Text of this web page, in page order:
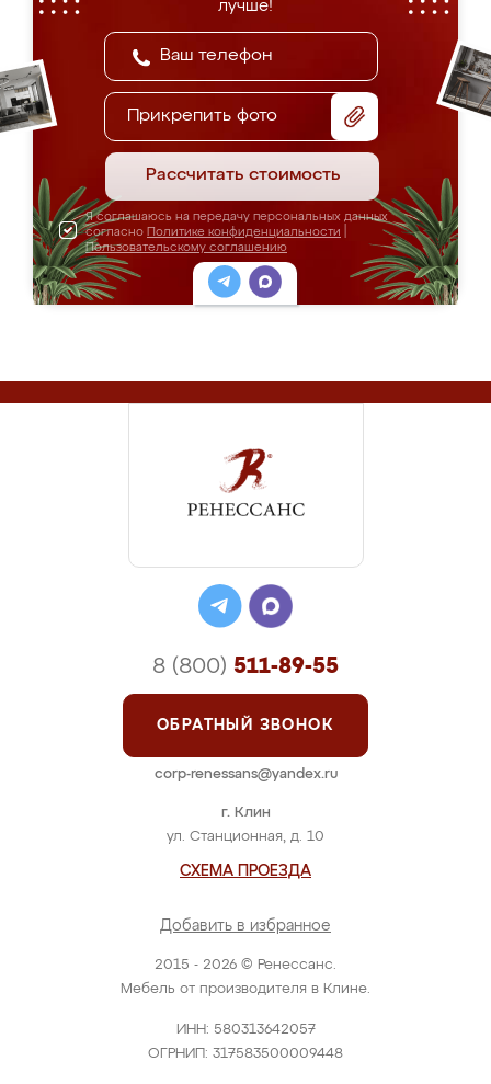
лучше!
Прикрепить фото
Рассчитать стоимость
Я соглашаюсь на передачу персональных данных
согласно Политике конфиденциальности
Пользовательскому соглашению
2015 - 2026 © Ренессанс.
Мебель от производителя в Клине.
ИНН: 580313642057
ОГРНИП: 317583500009448
г. Клин
ул. Станционная, д. 10
СХЕМА ПРОЕЗДА
Добавить в избранное
8 (800) 511-89-55
ОБРАТНЫЙ ЗВОНОК
corp-renessans@yandex.ru